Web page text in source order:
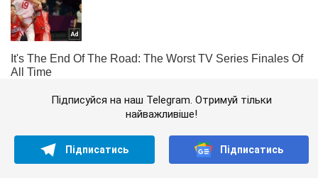
Підписуйся на наш Telegram. Отримуй тільки
найважливіше!
Підписатись Підписатись